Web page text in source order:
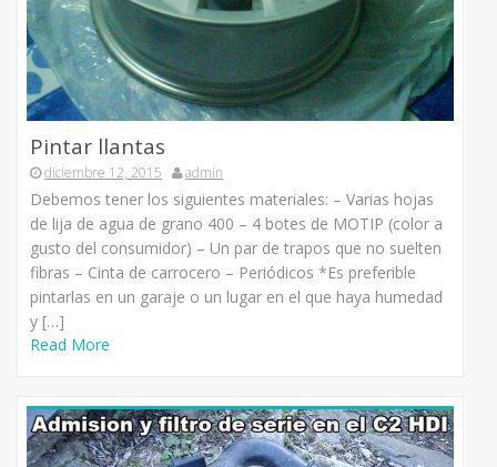
Pintar llantas
diciembre 12, 2015 admin
Debemos tener los siguientes materiales: – Varias hojas
de lija de agua de grano 400 – 4 botes de MOTIP (color a
gusto del consumidor) – Un par de trapos que no suelten
fibras – Cinta de carrocero – Periódicos *Es preferible
pintarlas en un garaje o un lugar en el que haya humedad
y […]
Read More